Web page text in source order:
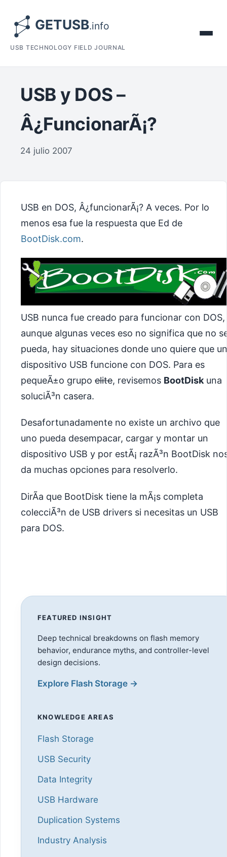
USB TECHNOLOGY FIELD JOURNAL
USB y DOS –
Â¿FuncionarÃ¡?
24 julio 2007
USB en DOS, Â¿funcionarÃ¡? A veces. Por lo
menos esa fue la respuesta que Ed de
BootDisk.com.
USB nunca fue creado para funcionar con DOS,
aunque algunas veces eso no significa que no
pueda, hay situaciones donde uno quiere que un
dispositivo USB funcione con DOS. Para es
pequeÃ±o grupo elite, revisemos BootDisk una
soluciÃ³n casera.
Desafortunadamente no existe un archivo que
uno pueda desempacar, cargar y montar un
dispositivo USB y por estÃ¡ razÃ³n BootDisk
da muchas opciones para resolverlo.
DirÃ­a que BootDisk tiene la mÃ¡s completa
colecciÃ³n de USB drivers si necesitas un USB
para DOS.
FEATURED INSIGHT
Deep technical breakdowns on flash memory
behavior, endurance myths, and controller-level
design decisions.
Explore Flash Storage →
KNOWLEDGE AREAS
Flash Storage
USB Security
Data Integrity
USB Hardware
Duplication Systems
Industry Analysis